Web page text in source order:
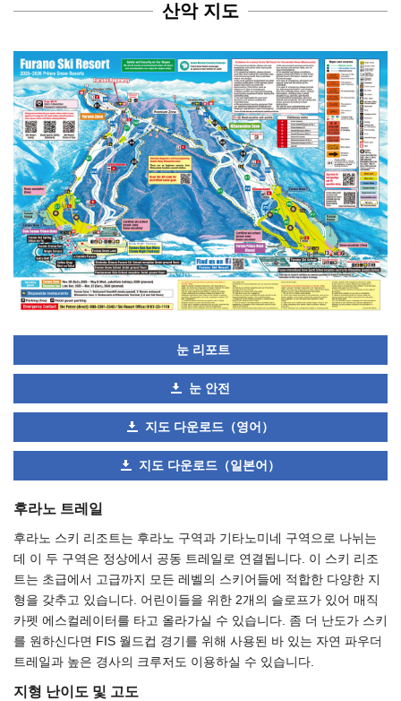
산악 지도
눈 리포트
눈 안전
지도 다운로드（영어）
지도 다운로드（일본어）
후라노 트레일
후라노 스키 리조트는 후라노 구역과 기타노미네 구역으로 나뉘는
데 이 두 구역은 정상에서 공동 트레일로 연결됩니다. 이 스키 리조
트는 초급에서 고급까지 모든 레벨의 스키어들에 적합한 다양한 지
형을 갖추고 있습니다. 어린이들을 위한 2개의 슬로프가 있어 매직
카펫 에스컬레이터를 타고 올라가실 수 있습니다. 좀 더 난도가 스키
를 원하신다면 FIS 월드컵 경기를 위해 사용된 바 있는 자연 파우더
트레일과 높은 경사의 크루저도 이용하실 수 있습니다.
지형 난이도 및 고도